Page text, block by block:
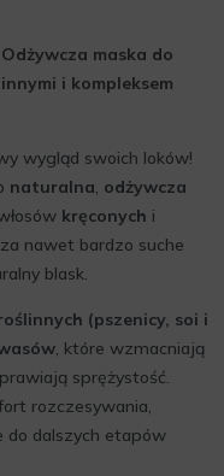
maska do
i kompleksem
wygląd swoich loków!
naturalna, odżywcza
kręconych i
nawet bardzo suche
blask.
(pszenicy, soi i
, które wzmacniają
sprężystość.
rozczesywania,
do dalszych etapów